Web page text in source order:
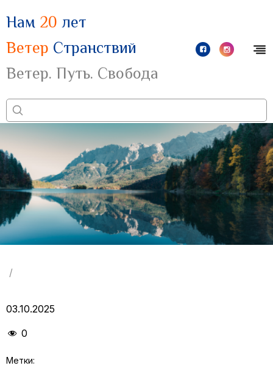
Нам 20 лет
Ветер Странствий
Ветер. Путь. Свобода
/
03.10.2025
0
Метки: